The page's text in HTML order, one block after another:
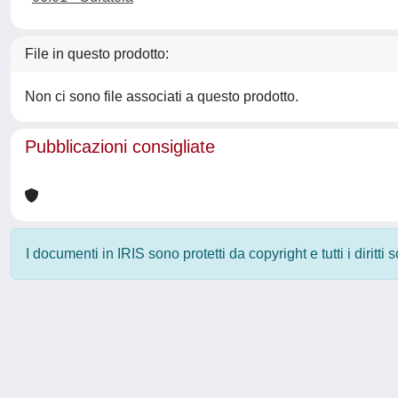
File in questo prodotto:
Non ci sono file associati a questo prodotto.
Pubblicazioni consigliate
I documenti in IRIS sono protetti da copyright e tutti i diritti